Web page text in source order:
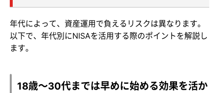
年代によって、資産運用で負えるリスクは異なります。
以下で、年代別にNISAを活用する際のポイントを解説し
ます。
18歳～30代までは早めに始める効果を活か